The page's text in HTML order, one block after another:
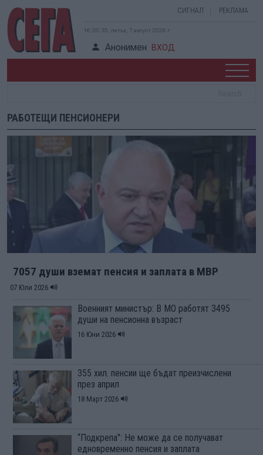
СИГНАЛ РЕКЛАМА
16:20:36, петък, 7 август 2026 г.
Анонимен ВХОД
РАБОТЕЩИ ПЕНСИОНЕРИ
7057 души вземат пенсия и заплата в МВР
07 Юли 2026
Военният министър: В МО работят 3495
души на пенсионна възраст
16 Юни 2026
355 хил. пенсии ще бъдат преизчислени
през април
18 Март 2026
“Подкрепа": Не може да се получават
едновременно пенсия и заплата